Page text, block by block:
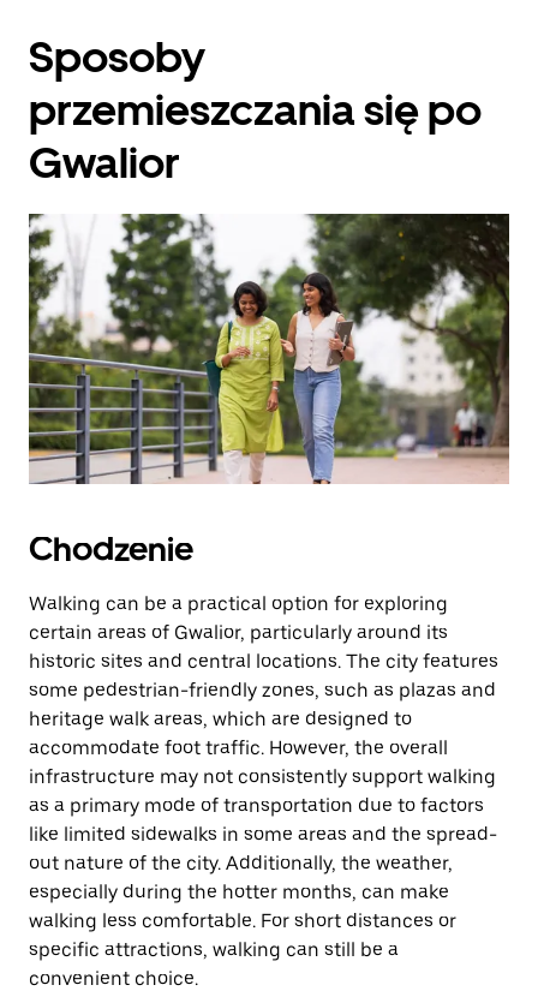
do
kalendarza
datę.
Naciśnij
klawisz
„Escape”,
zamknąć
kalendarz.
Sposoby
przemieszczania się po
Gwalior
Chodzenie
Walking can be a practical option for exploring
certain areas of Gwalior, particularly around its
historic sites and central locations. The city features
some pedestrian-friendly zones, such as plazas and
heritage walk areas, which are designed to
accommodate foot traffic. However, the overall
infrastructure may not consistently support walking
as a primary mode of transportation due to factors
like limited sidewalks in some areas and the spread-
out nature of the city. Additionally, the weather,
especially during the hotter months, can make
walking less comfortable. For short distances or
specific attractions, walking can still be a
convenient choice.